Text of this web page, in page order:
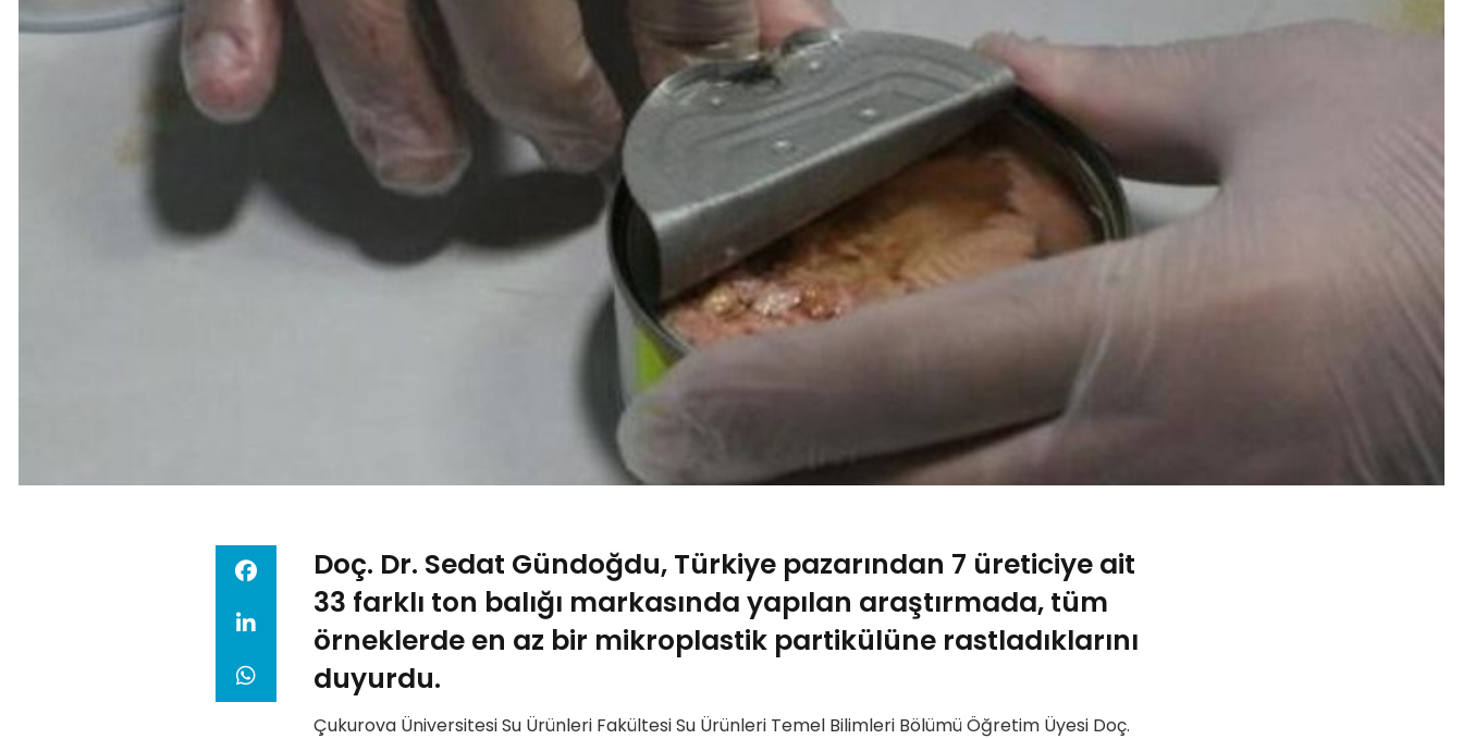
Doç. Dr. Sedat Gündoğdu, Türkiye pazarından 7 üreticiye ait
33 farklı ton balığı markasında yapılan araştırmada, tüm
örneklerde en az bir mikroplastik partikülüne rastladıklarını
duyurdu.
Çukurova Üniversitesi Su Ürünleri Fakültesi Su Ürünleri Temel Bilimleri Bölümü Öğretim Üyesi Doç.